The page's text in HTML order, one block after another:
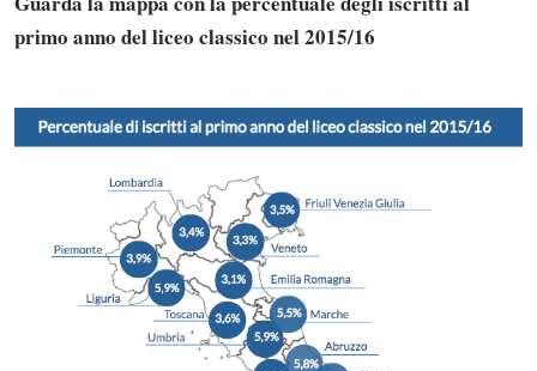
primo anno del liceo classico nel 2015/16